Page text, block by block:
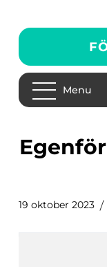
Menu
egenföretagare snickare
19 oktober 2023